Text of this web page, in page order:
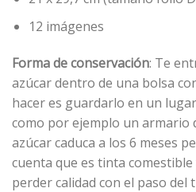
12 imágenes
Forma de conservación: Te
azúcar dentro de una bolsa
hacer es guardarlo en un
como por ejemplo un armario
azúcar caduca a los 6 meses
cuenta que es tinta
perder calidad con el paso del